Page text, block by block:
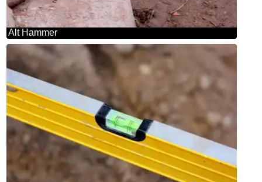
Alt Hammer